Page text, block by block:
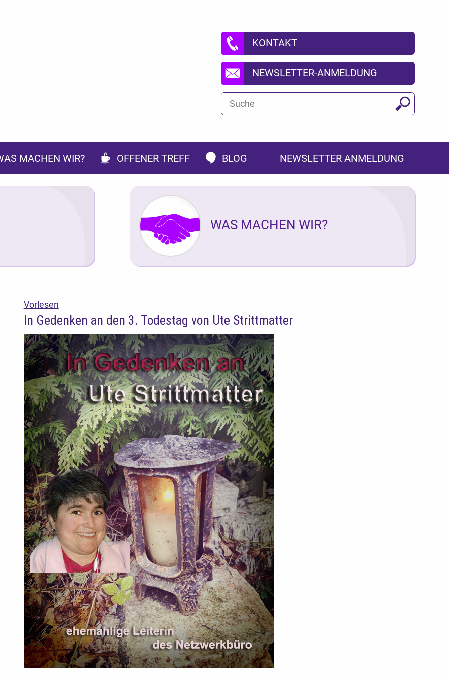
KONTAKT
NEWSLETTER-ANMELDUNG
Suchbegriff
Suchen
MACHEN WIR? OFFENER TREFF BLOG NEWSLETTER ANMELDUNG
WAS MACHEN WIR?
Vorlesen
In Gedenken an den 3. Todestag von Ute Strittmatter